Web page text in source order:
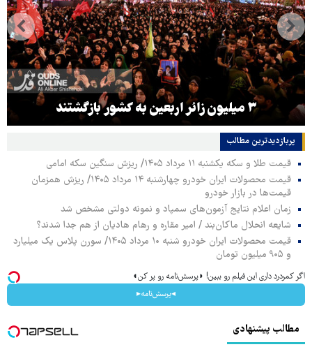
۳ میلیون زائر اربعین به کشور بازگشتند
پربازدیدترین‌ مطالب
قیمت طلا و سکه یکشنبه ۱۱ مرداد ۱۴۰۵/ ریزش سنگین سکه امامی
قیمت محصولات ایران خودرو چهارشنبه ۱۴ مرداد ۱۴۰۵/ ریزش همزمان
قیمت‌ها در بازار خودرو
زمان اعلام نتایج آزمون‌های سمپاد و نمونه دولتی مشخص شد
شایعه انحلال ماکان‌بند / امیر مقاره و رهام هادیان از هم جدا شدند؟
قیمت محصولات ایران خودرو شنبه ۱۰ مرداد ۱۴۰۵/ سورن پلاس یک میلیارد
و ۹۰۵ میلیون تومان
اگر کمردرد داری این فیلم رو ببین! ◗پرسش‌نامه رو پر کن◖
◂پرسش‌نامه▸
مطالب پیشنهادی